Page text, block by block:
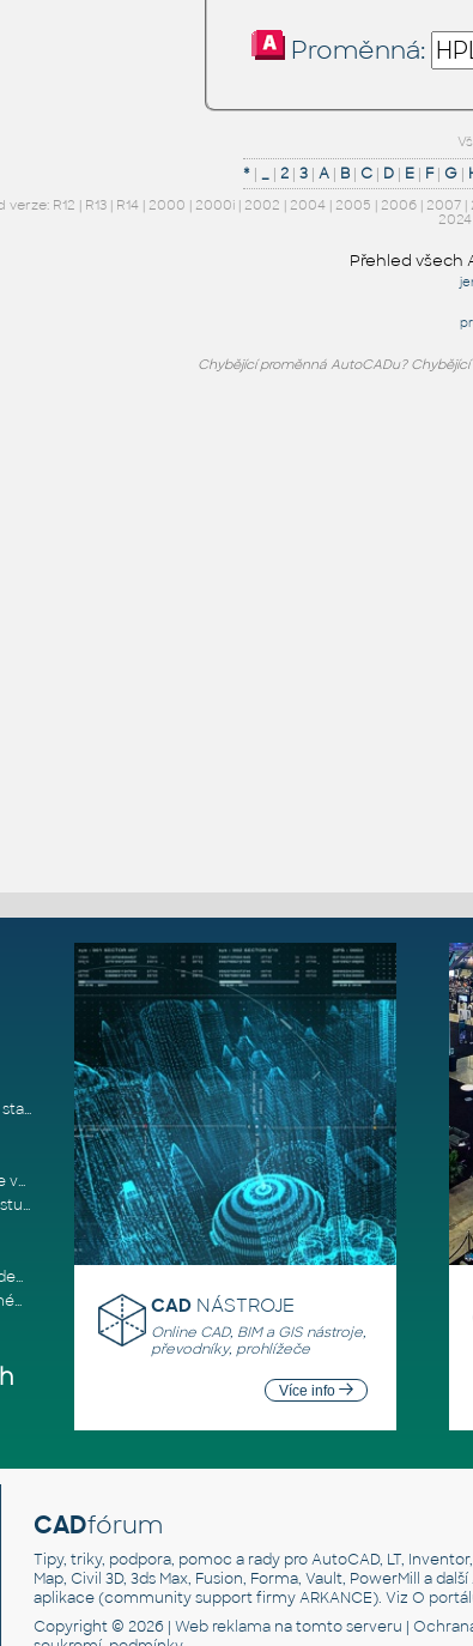
Proměnná:
* | _ |2 |3 |A | B |C | D | E | F|G |
verze: R12 | R13| R14| 2000 | 2000i| 2002 | 2004| 2005 | 2006| 2007|
2024
Přehled všech
Chybějící proměnná AutoCADu?
Bluebeam v propojeném pracovním postupu ve stavebnictví: Proč je int
Tři překážky rozšiřování využití umělé inteligence ve stavebním prům
Autodesk Flex (platba za použití) je nyní ještě dostupnější
Udržujte vaše týmy produktivní díky podpoře vedené odborníky
Od experimentování s umělou inteligencí k reálnému dopadu na podniká
CAD NÁSTROJE
Online CAD, BIM a GIS nástroje,
převodníky, prohlížeče
Více info
CADfórum
Tipy, triky, podpora, pomoc a rady pro AutoCAD, LT,
Map, Civil 3D, 3ds Max, Fusion, Forma, Vault, PowerMill a
aplikace (community support firmy ARKANCE). Viz O
Copyright © 2026 | Web reklamana tomto serveru |